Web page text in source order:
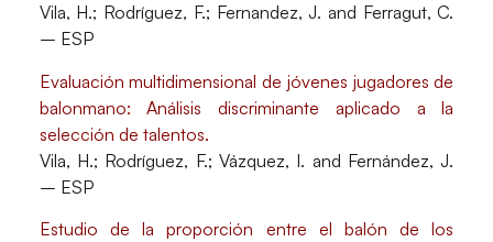
Vila, H.; Rodríguez, F.; Fernandez, J. and Ferragut, C.
– ESP
Evaluación multidimensional de jóvenes jugadores de
balonmano: Análisis discriminante aplicado a la
selección de talentos.
Vila, H.; Rodríguez, F.; Vázquez, I. and Fernández, J.
– ESP
Estudio de la proporción entre el balón de los